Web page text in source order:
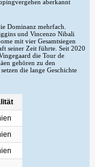
aberkannt
Dominanz mehrfach.
und Vincenzo Nibali
mit vier Gesamtsiegen
seiner Zeit führte. Seit 2020
die Tour de
gehören zu den
die lange Geschichte